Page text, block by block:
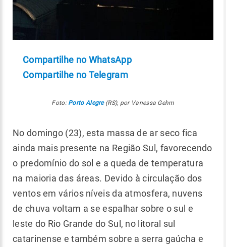
Compartilhe no WhatsApp
Compartilhe no Telegram
Foto: Porto Alegre(RS), por Vanessa Gehm
No domingo (23), esta massa de ar seco fica
ainda mais presente na Região Sul, favorecendo
o predomínio do sol e a queda de temperatura
na maioria das áreas. Devido à circulação dos
ventos em vários níveis da atmosfera, nuvens
de chuva voltam a se espalhar sobre o sul e
leste do Rio Grande do Sul, no litoral sul
catarinense e também sobre a serra gaúcha e